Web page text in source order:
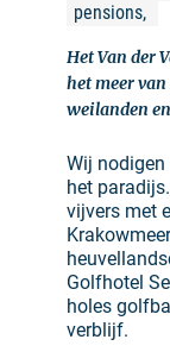
pensions,
Het Van der
het meer
weilanden
Wij
het
vijvers met
Golfhotel
holes
verblijf.